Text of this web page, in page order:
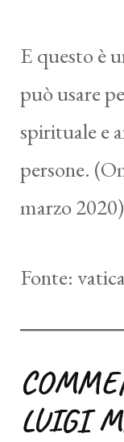
E questo è
può usare
spirituale e
persone.
marzo 2020)
Fonte:
LUIGI